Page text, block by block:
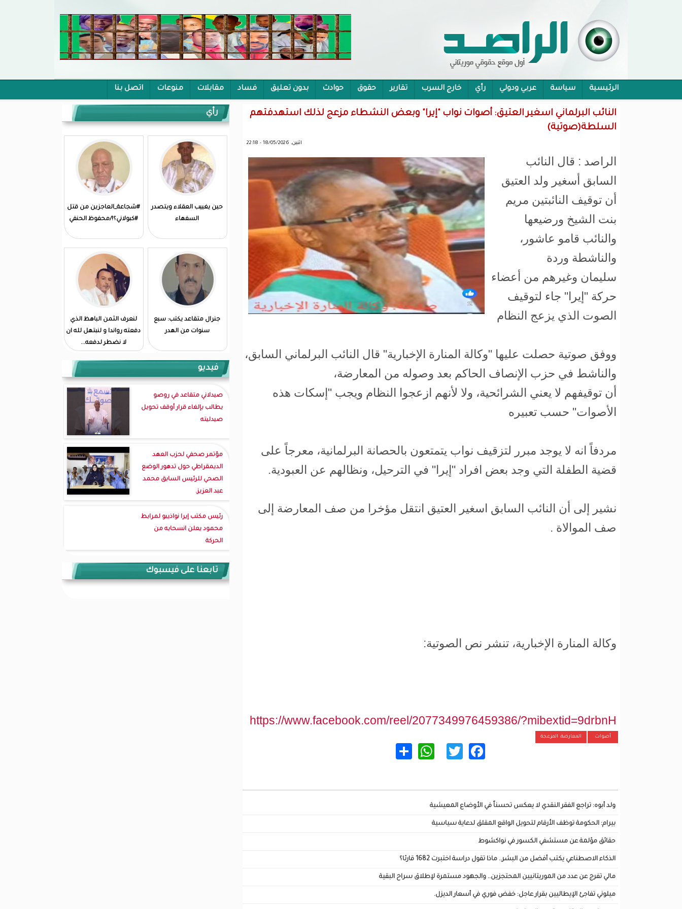
الرئيسية سياسة عربي ودولي رأي خارج السرب تقارير حقوق حوادث بدون تعليق فساد مقابلات منوعات اتصل بنا
محام:قانون حماية الرموز تفوح منه رائحة الاحكام الشمولية
النائب البرلماني اسغير العتيق: أصوات نواب "إيرا" وبعض النشطاء مزعج لذلك استهدفتهم
السلطة(صوتية)
اثنين, 18/05/2026 - 22:18
الراصد : قال النائب
السابق أسغير ولد العتيق
أن توقيف النائبتين مريم
بنت الشيخ ورضيعها
والنائب قامو عاشور،
والناشطة وردة
سليمان وغيرهم من أعضاء
حركة "إيرا" جاء لتوقيف
الصوت الذي يزعج النظام
ووفق صوتية حصلت عليها "وكالة المنارة الإخبارية" قال النائب البرلماني السابق،
والناشط في حزب الإنصاف الحاكم بعد وصوله من المعارضة،
أن توقيفهم لا يعني الشرائحية، ولا لأنهم ازعجوا النظام ويجب "إسكات هذه
الأصوات" حسب تعبيره
مردفاً انه لا يوجد مبرر لتزقيف نواب يتمتعون بالحصانة البرلمانية، معرجاً على
قضية الطفلة التي وجد بعض افراد "إيرا" في الترحيل، ونظالهم عن العبودية.
نشير إلى أن النائب السابق اسغير العتيق انتقل مؤخرا من صف المعارضة إلى
صف الموالاة .
وكالة المنارة الإخبارية، تنشر نص الصوتية:
https://www.facebook.com/reel/2077349976459386/?mibextid=9drbnH
أصوات المعارضة، المزعجة
Facebook
Twitter
WhatsApp
ولد أبوه: تراجع الفقر النقدي لا يعكس تحسناً في الأوضاع المعيشية
بيرام: الحكومة توظف الأرقام لتحويل الواقع المقلق لدعاية سياسية
حقائق مؤلمة عن مستشفي الكسور في نواكشوط
الذكاء الاصطناعي يكتب أفضل من البشر.. ماذا تقول دراسة اختبرت 1682 قارئا؟
مالي تفرج عن عدد من الموريتانيين المحتجزين.. والجهود مستمرة لإطلاق سراح البقية
ميلوني تفاجئ الإيطاليين بقرار عاجل: خفض فوري في أسعار الديزل.
رأي
حين يغييب العقلاء ويتصدر
السفهاء
#شجاعة_العاجزين من قتل
#كبولاني؟!/محفوظ الحنفي
جنرال متقاعد يكتب: سبع
سنوات من الهدر
لنعرف الثمن الباهظ الذي
دفعته رواندا و لنبتهل لله ان
لا نضطر لدفعه...
فيديو
صيدلاني متقاعد في روصو
يطالب بإلغاء قرار أوقف تحويل
صيدليته
مؤتمر صحفي لحزب العهد
الديمقراطي حول تدهور الوضع
الصحي للرئيس السابق محمد
عبد العزيز.
رئيس مكتب إيرا نواذيبو لمرابط
محمود يعلن انسحابه من
الحركة
تابعنا على فيسبوك